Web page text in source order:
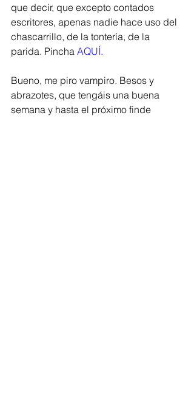
que decir, que excepto contados
escritores, apenas nadie hace uso del
chascarrillo, de la tontería, de la
parida. Pincha AQUÍ.
Bueno, me piro vampiro. Besos y
abrazotes, que tengáis una buena
semana y hasta el próximo finde